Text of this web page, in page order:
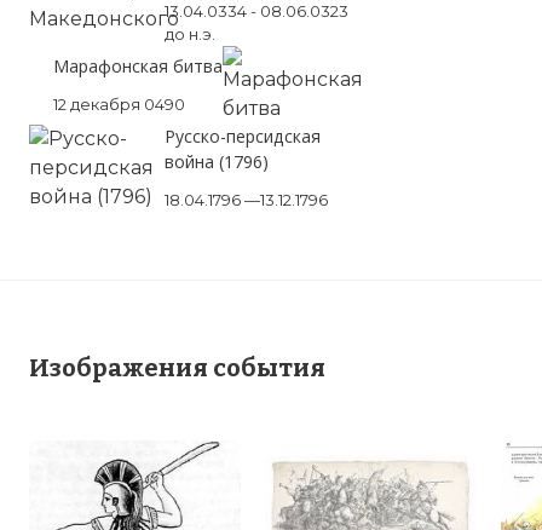
13.04.0334 - 08.06.0323
до н.э.
Марафонская битва
12 декабря 0490
Русско-персидская
война (1796)
18.04.1796 —13.12.1796
Изображения события